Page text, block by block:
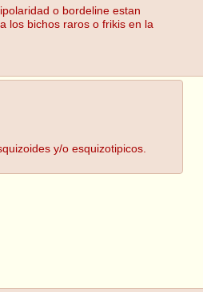
o bordeline estan
los bichos raros o frikis en la
y/o esquizotipicos.